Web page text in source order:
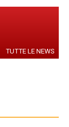
TUTTE LE NEWS